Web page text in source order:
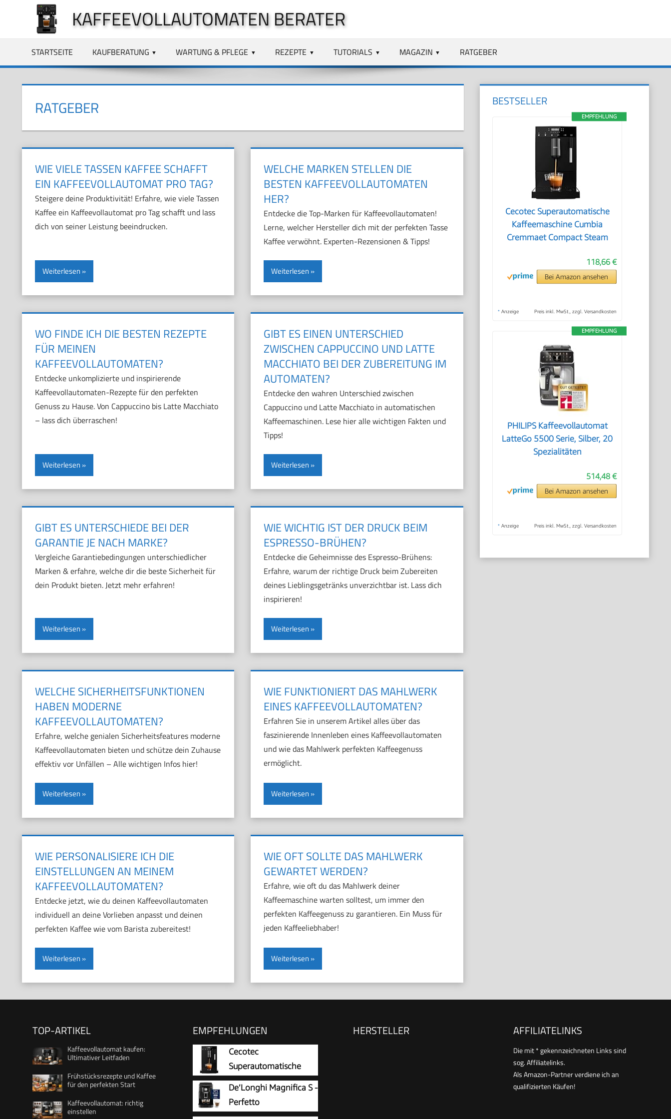
springen
KAFFEEVOLLAUTOMATEN BERATER
STARTSEITE KAUFBERATUNG WARTUNG & PFLEGE REZEPTE TUTORIALS MAGAZIN RATGEBER
RATGEBER
WIE VIELE TASSEN KAFFEE SCHAFFT
EIN KAFFEEVOLLAUTOMAT PRO TAG?
Steigere deine Produktivität! Erfahre, wie viele Tassen
Kaffee ein Kaffeevollautomat pro Tag schafft und lass
dich von seiner Leistung beeindrucken.
Weiterlesen
WELCHE MARKEN STELLEN DIE
BESTEN KAFFEEVOLLAUTOMATEN
HER?
Entdecke die Top-Marken für Kaffeevollautomaten!
Lerne, welcher Hersteller dich mit der perfekten Tasse
Kaffee verwöhnt. Experten-Rezensionen & Tipps!
Weiterlesen
WO FINDE ICH DIE BESTEN REZEPTE
FÜR MEINEN
KAFFEEVOLLAUTOMATEN?
Entdecke unkomplizierte und inspirierende
Kaffeevollautomaten-Rezepte für den perfekten
Genuss zu Hause. Von Cappuccino bis Latte Macchiato
– lass dich überraschen!
Weiterlesen
GIBT ES EINEN UNTERSCHIED
ZWISCHEN CAPPUCCINO UND LATTE
MACCHIATO BEI DER ZUBEREITUNG IM
AUTOMATEN?
Entdecke den wahren Unterschied zwischen
Cappuccino und Latte Macchiato in automatischen
Kaffeemaschinen. Lese hier alle wichtigen Fakten und
Tipps!
Weiterlesen
GIBT ES UNTERSCHIEDE BEI DER
GARANTIE JE NACH MARKE?
Vergleiche Garantiebedingungen unterschiedlicher
Marken & erfahre, welche dir die beste Sicherheit für
dein Produkt bieten. Jetzt mehr erfahren!
Weiterlesen
WIE WICHTIG IST DER DRUCK BEIM
ESPRESSO-BRÜHEN?
Entdecke die Geheimnisse des Espresso-Brühens:
Erfahre, warum der richtige Druck beim Zubereiten
deines Lieblingsgetränks unverzichtbar ist. Lass dich
inspirieren!
Weiterlesen
WELCHE SICHERHEITSFUNKTIONEN
HABEN MODERNE
KAFFEEVOLLAUTOMATEN?
Erfahre, welche genialen Sicherheitsfeatures moderne
Kaffeevollautomaten bieten und schütze dein Zuhause
effektiv vor Unfällen – Alle wichtigen Infos hier!
Weiterlesen
WIE FUNKTIONIERT DAS MAHLWERK
EINES KAFFEEVOLLAUTOMATEN?
Erfahren Sie in unserem Artikel alles über das
faszinierende Innenleben eines Kaffeevollautomaten
und wie das Mahlwerk perfekten Kaffeegenuss
ermöglicht.
Weiterlesen
WIE PERSONALISIERE ICH DIE
EINSTELLUNGEN AN MEINEM
KAFFEEVOLLAUTOMATEN?
Entdecke jetzt, wie du deinen Kaffeevollautomaten
individuell an deine Vorlieben anpasst und deinen
perfekten Kaffee wie vom Barista zubereitest!
Weiterlesen
WIE OFT SOLLTE DAS MAHLWERK
GEWARTET WERDEN?
Erfahre, wie oft du das Mahlwerk deiner
Kaffeemaschine warten solltest, um immer den
perfekten Kaffeegenuss zu garantieren. Ein Muss für
jeden Kaffeeliebhaber!
Weiterlesen
BESTSELLER
EMPFEHLUNG
Cecotec Superautomatische
Kaffeemaschine Cumbia
Cremmaet Compact Steam
118,66 €
Bei Amazon ansehen
* Anzeige Preis inkl. MwSt., zzgl. Versandkosten
EMPFEHLUNG
PHILIPS Kaffeevollautomat
LatteGo 5500 Serie, Silber, 20
Spezialitäten
514,48 €
Bei Amazon ansehen
* Anzeige Preis inkl. MwSt., zzgl. Versandkosten
TOP-ARTIKEL
Kaffeevollautomat kaufen:
Ultimativer Leitfaden
Frühstücksrezepte und Kaffee
für den perfekten Start
Kaffeevollautomat: richtig
einstellen
EMPFEHLUNGEN
Cecotec
Superautomatische
Kaffeemaschine
Cumbia Cremmaet Compact
Steam
De’Longhi Magnifica S -
Perfetto
Kaffeevollautomat mit
HERSTELLER AFFILIATELINKS
Die mit * gekennzeichneten Links sind
sog. Affiliatelinks.
Als Amazon-Partner verdiene ich an
qualifizierten Käufen!